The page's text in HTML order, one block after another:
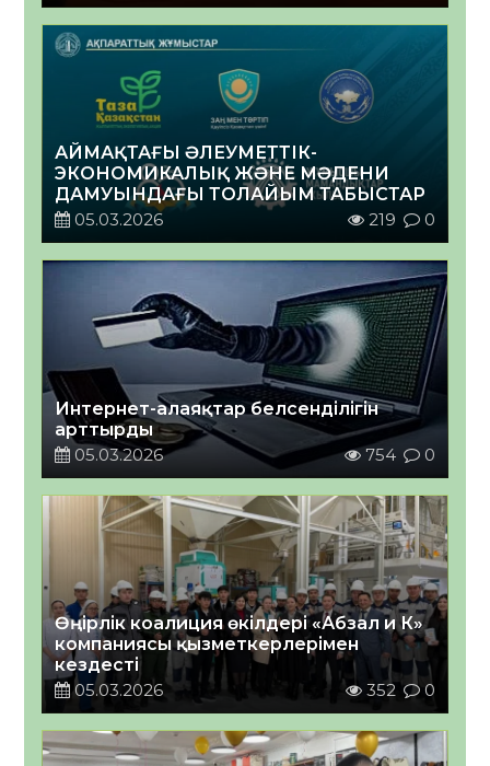
АЙМАҚТАҒЫ ӘЛЕУМЕТТІК-
ЭКОНОМИКАЛЫҚ ЖӘНЕ МӘДЕНИ
ДАМУЫНДАҒЫ ТОЛАЙЫМ ТАБЫСТАР
05.03.2026
219 0
Интернет-алаяқтар белсенділігін
арттырды
05.03.2026
754 0
Өңірлік коалиция өкілдері «Абзал и К»
компаниясы қызметкерлерімен
кездесті
05.03.2026
352 0